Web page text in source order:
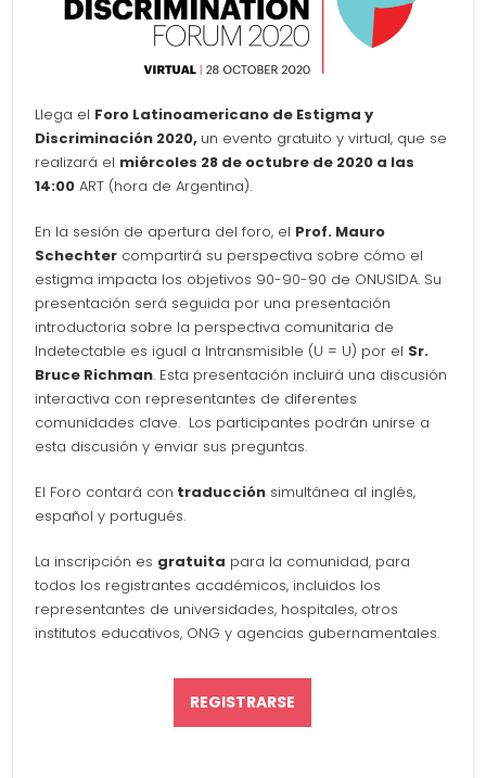
Llega el Foro Latinoamericano de Estigma y
Discriminación 2020, un evento gratuito y virtual, que se
realizará el miércoles 28 de octubre de 2020 a las
14:00 ART (hora de Argentina).
En la sesión de apertura del foro, el Prof. Mauro
Schechter compartirá su perspectiva sobre cómo el
estigma impacta los objetivos 90-90-90 de ONUSIDA. Su
presentación será seguida por una presentación
introductoria sobre la perspectiva comunitaria de
Indetectable es igual a Intransmisible (U = U) por el Sr.
Bruce Richman. Esta presentación incluirá una discusión
interactiva con representantes de diferentes
comunidades clave. Los participantes podrán unirse a
esta discusión y enviar sus preguntas.
El Foro contará con traducción simultánea al inglés,
español y portugués.
La inscripción es gratuita para la comunidad, para
todos los registrantes académicos, incluidos los
representantes de universidades, hospitales, otros
institutos educativos, ONG y agencias gubernamentales.
REGISTRARSE